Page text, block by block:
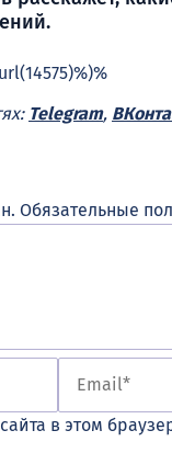
Telegram,
Обязательные
в этом